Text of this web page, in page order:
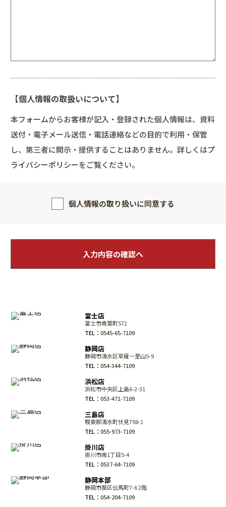
【個人情報の取扱いについて】
本フォームからお客様が記入・登録された個人情報は、資料
送付・電子メール送信・電話連絡などの目的で利用・保管
し、第三者に開示・提供することはありません。詳しくはプ
ライバシーポリシーをご覧ください。
個人情報の取り扱いに同意する
富士店
富士市青葉町572
TEL： 0545-65-7109
静岡店
静岡市清水区草薙一里山5-9
TEL： 054-344-7109
浜松店
浜松市中央区上島6-2-31
TEL： 053-471-7109
三島店
駿東郡清水町伏見798-1
TEL： 055-973-7109
掛川店
掛川市南1丁目5-4
TEL： 0537-64-7109
静岡本部
静岡市葵区伝馬町7-6 2階
TEL： 054-204-7109